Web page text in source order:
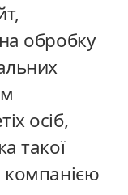
обробку
осіб,
такої
компанією